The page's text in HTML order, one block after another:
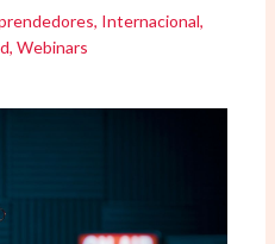
, Internacional,
,Webinars